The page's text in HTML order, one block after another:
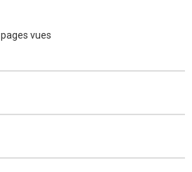
pages vues